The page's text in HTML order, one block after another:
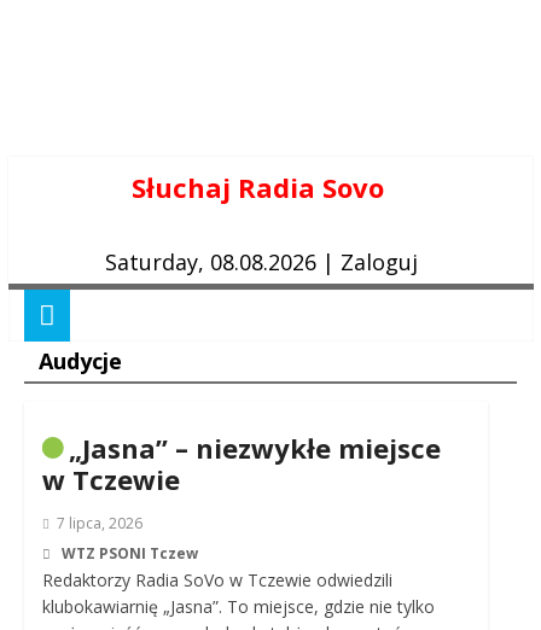
Słuchaj Radia Sovo
Saturday, 08.08.2026 | Zaloguj
Audycje
„Jasna” – niezwykłe miejsce
w Tczewie
7 lipca, 2026
WTZ PSONI Tczew
Redaktorzy Radia SoVo w Tczewie odwiedzili
klubokawiarnię „Jasna”. To miejsce, gdzie nie tylko